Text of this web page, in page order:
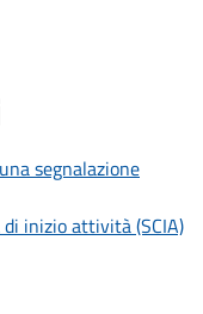
segnalazione
inizio attività (SCIA)